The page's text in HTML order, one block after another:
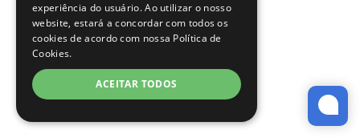
experiência do usuário. Ao utilizar o nosso
website, estará a concordar com todos os
cookies de acordo com nossa Política de
Cookies.
ACEITAR TODOS